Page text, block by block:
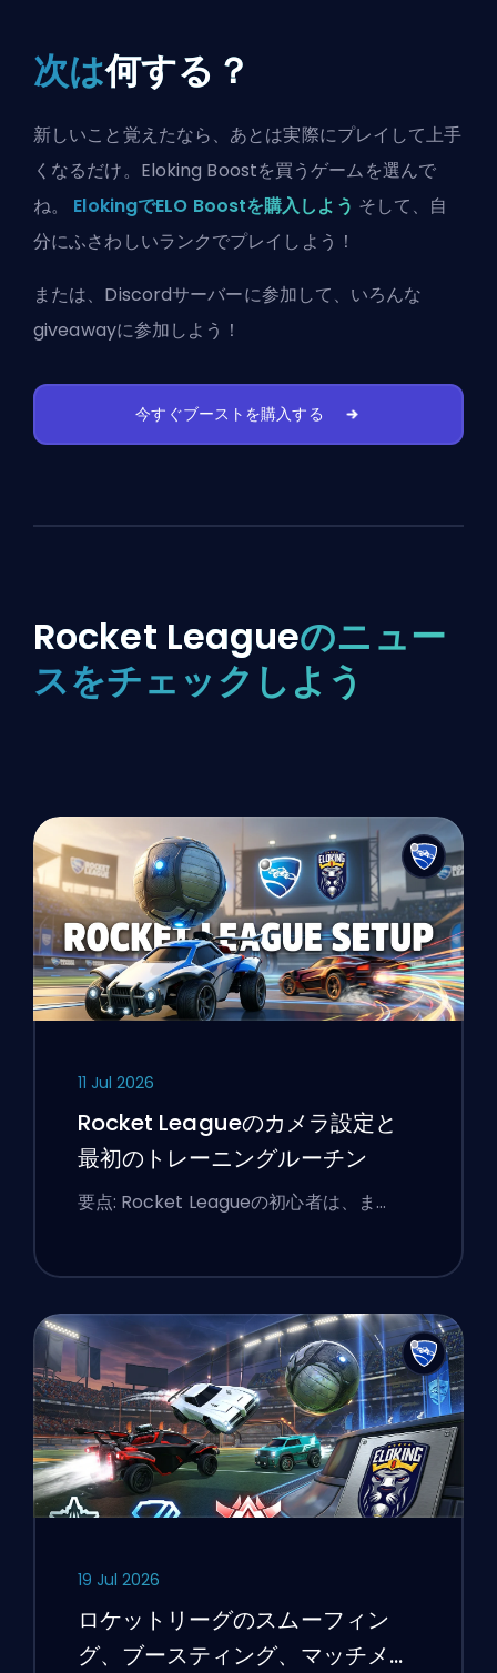
次は何する？
新しいこと覚えたなら、あとは実際にプレイして上手
くなるだけ。Eloking Boostを買うゲームを選んで
ね。 ElokingでELO Boostを購入しよう そして、自
分にふさわしいランクでプレイしよう！
または、 Discordサーバーに参加して、いろんな
giveawayに参加しよう！
今すぐブーストを購入する
Rocket Leagueのニュー
スをチェックしよう
11 Jul 2026
Rocket Leagueのカメラ設定と
最初のトレーニングルーチン
要点: Rocket Leagueの初心者は、ま…
19 Jul 2026
ロケットリーグのスムーフィン
グ、ブースティング、マッチメイ